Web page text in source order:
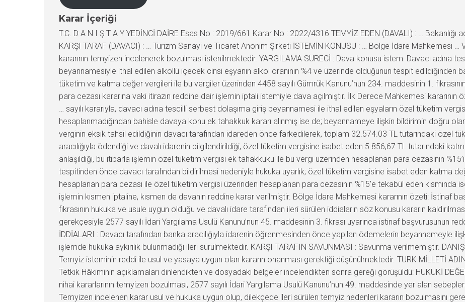
Karar İçeriği
T.C. D A N I Ş T A Y YEDİNCİ DAİRE Esas No : 2019/661 Karar No : 2022/4316 TEMYİZ EDEN (DAVALI) : … Bakanlığı
KARŞI TARAF (DAVACI) : … Turizm Sanayi ve Ticaret Anonim Şirketi İSTEMİN KONUSU : … Bölge İdare Mahkemesi …
kararının temyizen incelenerek bozulması istenilmektedir. YARGILAMA SÜRECİ : Dava konusu istem: Davacı adına
beyannamesiyle ithal edilen alkollü içecek cinsi eşyanın alkol oranının %4 ve üzerinde olduğunun tespit edildiğinden
tüketim ve katma değer vergileri ile bu vergiler üzerinden 4458 sayılı Gümrük Kanunu’nun 234. maddesinin 1.
para cezası kararına vaki itirazın reddine dair işlemin iptali istemiyle dava açılmıştır. İlk Derece Mahkemesi
… sayılı kararıyla, davacı adına tescilli serbest dolaşıma giriş beyannamesi ile ithal edilen eşyaların özel tüketim
hesaplanmadığından bahisle davaya konu ek tahakkuk kararı alınmış ise de; beyannameye ilişkin bildirimin doğru
verginin eksik tahsil edildiğinin davacı tarafından idareden önce farkedilerek, toplam 32.574.03 TL tutarındaki özel
aracılığıyla ödendiği ve davalı idarenin bilgilendirildiği, özel tüketim vergisine isabet eden 5.856,67 TL tutarındaki
anlaşıldığı, bu itibarla işlemin özel tüketim vergisi ek tahakkuku ile bu vergi üzerinden hesaplanan para cezasının
tespitinden önce davacı tarafından bildirilmesi nedeniyle hukuka uyarlık; özel tüketim vergisine isabet eden katma
hesaplanan para cezası ile özel tüketim vergisi üzerinden hesaplanan para cezasının %15’e tekabül eden kısmında
işlemin kısmen iptaline, kısmen de davanın reddine karar verilmiştir. Bölge İdare Mahkemesi kararının özeti: İstinaf
fıkrasının hukuka ve usule uygun olduğu ve davalı idare tarafından ileri sürülen iddiaların söz konusu kararın
gerekçesiyle 2577 sayılı İdari Yargılama Usulü Kanunu’nun 45. maddesinin 3. fıkrası uyarınca istinaf başvurusunun
İDDİALARI : Davacı tarafından banka aracılığıyla idarenin öğrenmesinden önce yapılan ödemelerin beyannameyle
işlemde hukuka aykırılık bulunmadığı ileri sürülmektedir. KARŞI TARAFIN SAVUNMASI : Savunma verilmemiştir.
Temyiz isteminin reddi ile usul ve yasaya uygun olan kararın onanması gerektiği düşünülmektedir. TÜRK MİLLETİ
Tetkik Hâkiminin açıklamaları dinlendikten ve dosyadaki belgeler incelendikten sonra gereği görüşüldü: HUKUKİ
nihai kararlarının temyizen bozulması, 2577 sayılı İdari Yargılama Usulü Kanunu’nun 49. maddesinde yer alan
Temyizen incelenen karar usul ve hukuka uygun olup, dilekçede ileri sürülen temyiz nedenleri kararın bozulmasını